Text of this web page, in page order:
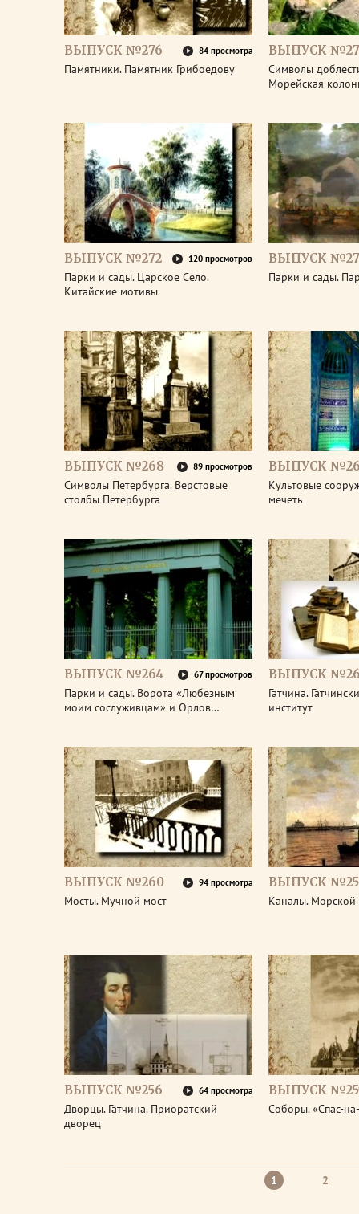
ВЫПУСК №276 84 просмотра
Памятники. Памятник Грибоедову
ВЫПУСК
Символы
Морейская
ВЫПУСК №272 120 просмотров
Парки и сады. Царское Село.
Китайские мотивы
ВЫПУСК
Парки и сады.
ВЫПУСК №268 89 просмотров
Символы Петербурга. Верстовые
столбы Петербурга
ВЫПУСК
Культовые
мечеть
ВЫПУСК №264 67 просмотров
Парки и сады. Ворота «Любезным
моим сослуживцам» и Орлов…
ВЫПУСК
Гатчина.
институт
ВЫПУСК №260 94 просмотра
Мосты. Мучной мост
ВЫПУСК
Каналы. Морской
ВЫПУСК №256 64 просмотра
Дворцы. Гатчина. Приоратский
дворец
ВЫПУСК
Соборы. «Спас-
1 2